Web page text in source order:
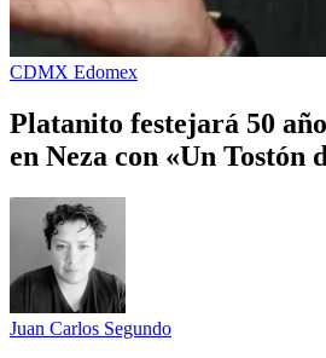
CDMX Edomex
Platanito festejará 50
en Neza con «Un Tostón
Juan Carlos Segundo